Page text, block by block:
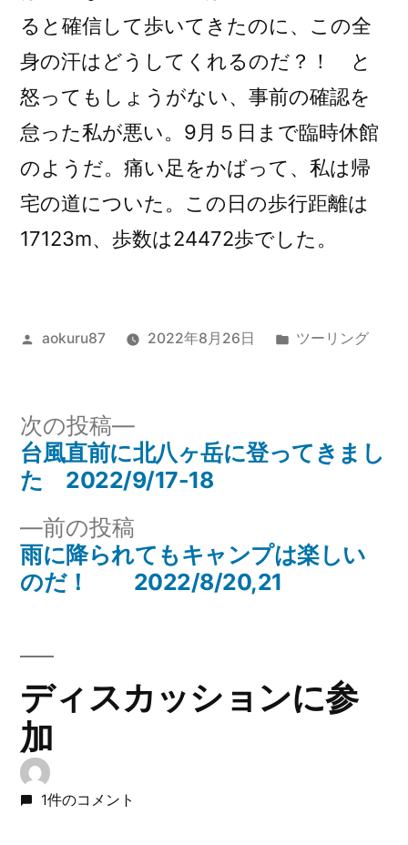
ると確信して歩いてきたのに、この全
身の汗はどうしてくれるのだ？！ と
怒ってもしょうがない、事前の確認を
怠った私が悪い。9月５日まで臨時休館
のようだ。痛い足をかばって、私は帰
宅の道についた。この日の歩行距離は
17123m、歩数は24472歩でした。
投
aokuru87 2022年8月26日
カ
ー:
ツーリング
投
ナ
ビ
シ
ョ
ン
前の投稿
の
投
雨に降られてもキャンプは楽しい
のだ！ 2022/8/20,21
次の投稿
次
の
投
台風直前に北八ヶ岳に登ってきまし
た 2022/9/17-18
ディスカッションに参
加
1件のコメント